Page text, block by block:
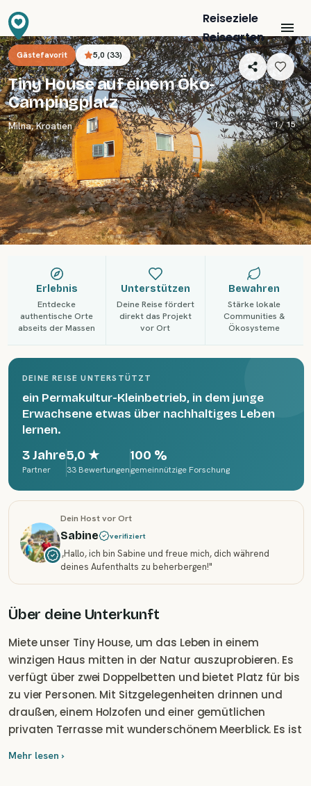
Reiseziele
Reisearten
Gästefavorit 5,0 (33)
Tiny House auf einem Öko-
Campingplatz
Milna,Kroatien 1 /15
Erlebnis
Entdecke
authentische Orte
abseits der Massen
Unterstützen
Deine Reise fördert
direkt das Projekt
vor Ort
Bewahren
Stärke lokale
Communities &
Ökosysteme
DEINE REISE UNTERSTÜTZT
ein Permakultur-Kleinbetrieb, in dem junge
Erwachsene etwas über nachhaltiges Leben
lernen.
3 Jahre
Partner
5,0 ★
33 Bewertungen
100 %
gemeinnützige Forschung
Dein Host vor Ort
Sabine verifiziert
„Hallo, ich bin Sabine und freue mich, dich während
deines Aufenthalts zu beherbergen!"
Über deine Unterkunft
Miete unser Tiny House, um das Leben in einem
winzigen Haus mitten in der Natur auszuprobieren. Es
verfügt über zwei Doppelbetten und bietet Platz für bis
zu vier Personen. Mit Sitzgelegenheiten drinnen und
draußen, einem Holzofen und einer gemütlichen
privaten Terrasse mit wunderschönem Meerblick. Es ist
Mehr lesen ›